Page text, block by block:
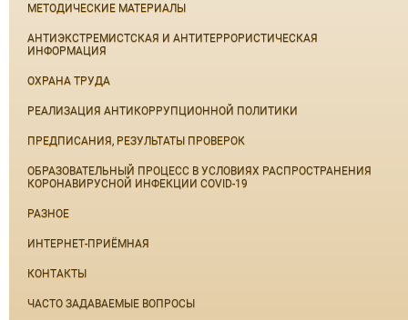
МЕТОДИЧЕСКИЕ МАТЕРИАЛЫ
АНТИЭКСТРЕМИСТСКАЯ И АНТИТЕРРОРИСТИЧЕСКАЯ
ИНФОРМАЦИЯ
ОХРАНА ТРУДА
РЕАЛИЗАЦИЯ АНТИКОРРУПЦИОННОЙ ПОЛИТИКИ
ПРЕДПИСАНИЯ, РЕЗУЛЬТАТЫ ПРОВЕРОК
ОБРАЗОВАТЕЛЬНЫЙ ПРОЦЕСС В УСЛОВИЯХ РАСПРОСТРАНЕНИЯ
КОРОНАВИРУСНОЙ ИНФЕКЦИИ COVID-19
РАЗНОЕ
ИНТЕРНЕТ-ПРИЁМНАЯ
КОНТАКТЫ
ЧАСТО ЗАДАВАЕМЫЕ ВОПРОСЫ